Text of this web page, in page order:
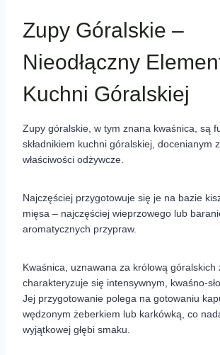
Zupy Góralskie –
Nieodłączny
Kuchni Góralskiej
Zupy góralskie, w tym znana kwaśnica, są
składnikiem kuchni góralskiej, docenianym
właściwości odżywcze.
Najczęściej przygotowuje się je na bazie
mięsa – najczęściej wieprzowego lub
aromatycznych przypraw.
Kwaśnica, uznawana za królową góralskich
charakteryzuje się intensywnym, kwaśno-
Jej przygotowanie polega na gotowaniu
wędzonym żeberkiem lub karkówką, co
wyjątkowej głębi smaku.